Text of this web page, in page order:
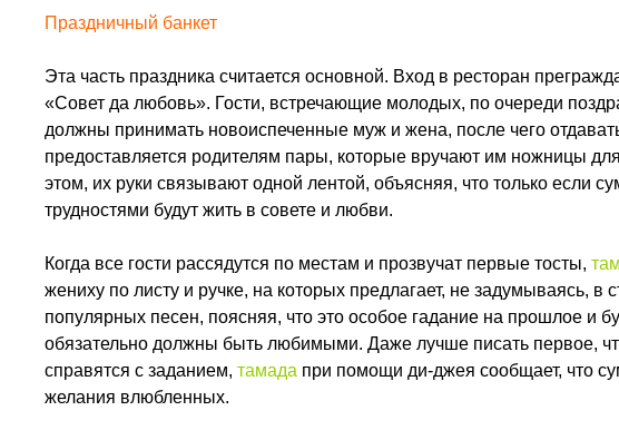
Праздничный банкет
Эта часть праздника считается основной. Вход в ресторан
«Совет да любовь». Гости, встречающие молодых, по очереди
должны принимать новоиспеченные муж и жена, после чего
предоставляется родителям пары, которые вручают им ножницы
этом, их руки связывают одной лентой, объясняя, что только если
трудностями будут жить в совете и любви.
Когда все гости рассядутся по местам и прозвучат первые тосты,
жениху по листу и ручке, на которых предлагает, не задумываясь, в
популярных песен, поясняя, что это особое гадание на прошлое и
обязательно должны быть любимыми. Даже лучше писать первое,
справятся с заданием, тамада при помощи ди-джея сообщает, что
желания влюбленных.